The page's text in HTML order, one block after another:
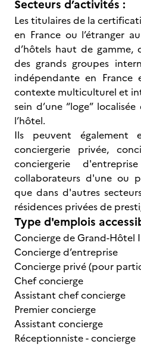
Secteurs d’activités :
Les titulaires de la
en France ou l’étranger
d’hôtels haut de gamme,
des grands groupes
indépendante en
contexte multiculturel et
sein d’une “loge”
l’hôtel.
Ils peuvent également
conciergerie privée,
conciergerie
collaborateurs d'une ou
que dans d'autres
résidences privées de
Type d'emplois
Concierge de Grand-Hôtel
Concierge d’entreprise
Concierge privé (pour
Chef concierge
Assistant chef concierge
Premier concierge
Assistant concierge
Réceptionniste - concierge